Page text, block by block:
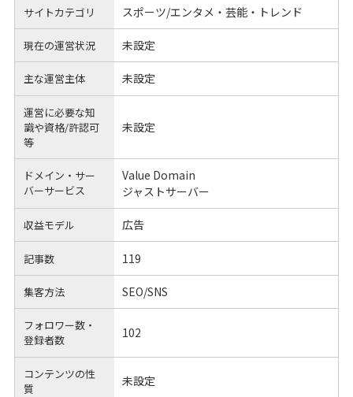
サイトカテゴリ スポーツ/エンタメ・芸能・トレンド
現在の運営状況 未設定
主な運営主体 未設定
運営に必要な知
識や資格/許認可
等
未設定
ドメイン・サー
バーサービス
Value Domain
ジャストサーバー
収益モデル 広告
記事数 119
集客方法 SEO/SNS
フォロワー数・
登録者数
102
コンテンツの性
質
未設定